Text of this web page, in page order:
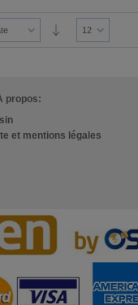
12
propos:
et mentions légales